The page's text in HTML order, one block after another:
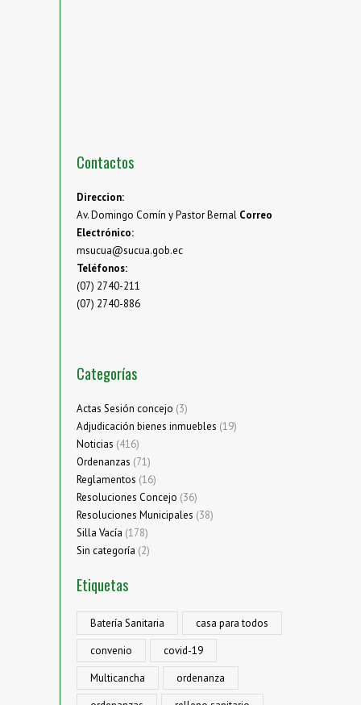
Contactos
Direccion:
Av. Domingo Comín y Pastor Bernal Correo
Electrónico:
msucua@sucua.gob.ec
Teléfonos:
(07) 2740-211
(07) 2740-886
Categorías
Actas Sesión concejo (3)
Adjudicación bienes inmuebles (19)
Noticias (416)
Ordenanzas (71)
Reglamentos (16)
Resoluciones Concejo (36)
Resoluciones Municipales (38)
Silla Vacía (178)
Sin categoría (2)
Etiquetas
Batería Sanitaria
casa para todos
convenio
covid-19
Multicancha
ordenanza